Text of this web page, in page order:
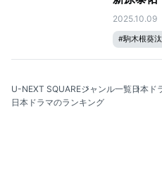
2025.10.09
#駒木根葵汰
U-NEXT SQUAREジャンル一覧日本ド
日本ドラマのランキング